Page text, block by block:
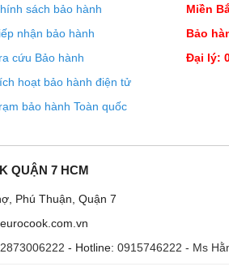
sách bảo hành
nhận bảo hành
cứu Bảo hành
hoạt bảo hành điện tử
bảo hành Toàn quốc
Miền
Bảo
Đại lý:
QUẬN 7 HCM
Phú Thuận, Quận 7
- Hotline: 0915746222 - Ms